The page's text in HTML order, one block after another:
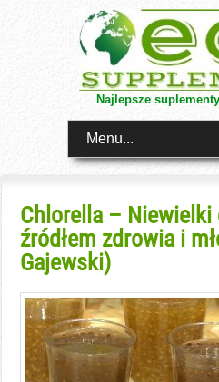
Najlepsze
Menu...
Chlorella – Niewielki
źródłem zdrowia i
Gajewski)